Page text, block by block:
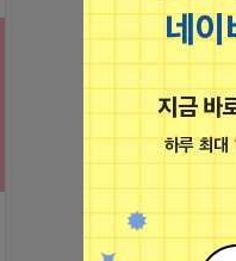
네이
지금 바
하루 최대